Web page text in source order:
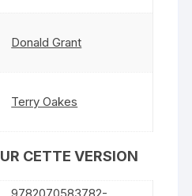
Donald Grant
Terry Oakes
CETTE VERSION